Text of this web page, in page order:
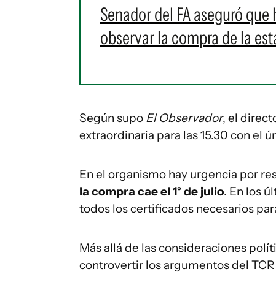
Senador del FA aseguró
observar la compra de la
Según supo El Observador, el
extraordinaria para las 15.30 con el
En el organismo hay urgencia por
la compra cae el 1° de julio. En los
todos los certificados necesarios
Más allá de las consideraciones
controvertir los argumentos del